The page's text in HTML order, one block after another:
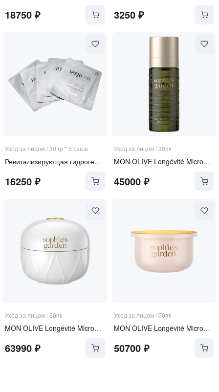
18750 ₽ 3250₽
Уход за лицом/30 гр * 5 саше
Ревитализирующая гидрогелевая маска с экзосомами и ПДРН
16250 ₽
Уход за лицом/30ml
MON OLIVE Longévité Microgel Sérum
45000₽
Уход за лицом/50ml
MON OLIVE Longévité Microgel Crème
63990 ₽
Уход за лицом/50ml
MON OLIVE Longévité Microgel Crème REFILL
50700₽